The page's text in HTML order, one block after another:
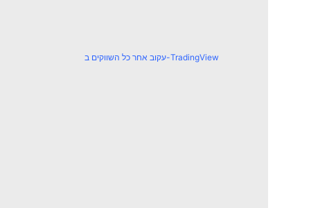
עקוב אחר כל השווקים ב-TradingView